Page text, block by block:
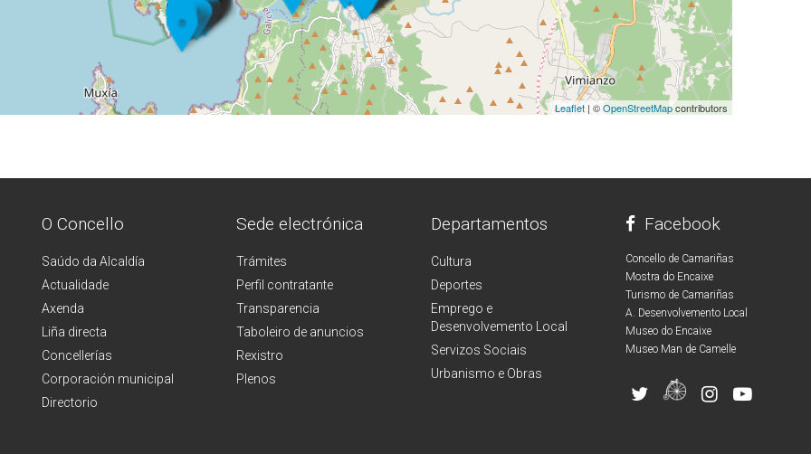
Leaflet | ©OpenStreetMapcontributors
O Concello
Saúdo da Alcaldía
Actualidade
Axenda
Liña directa
Concellerías
Corporación municipal
Directorio
Sede electrónica
Trámites
Perfil contratante
Transparencia
Taboleiro de anuncios
Rexistro
Plenos
Departamentos
Cultura
Deportes
Emprego e
Desenvolvemento Local
Servizos Sociais
Urbanismo e Obras
Facebook
Concello de Camariñas
Mostra do Encaixe
Turismo de Camariñas
A. Desenvolvemento Local
Museo do Encaixe
Museo Man de Camelle